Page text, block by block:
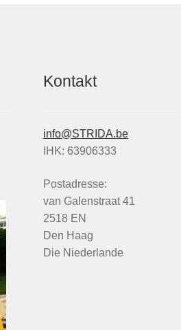
Kontakt
info@STRIDA.be
IHK: 63906333
Postadresse:
van Galenstraat 41
2518 EN
Den Haag
Die Niederlande